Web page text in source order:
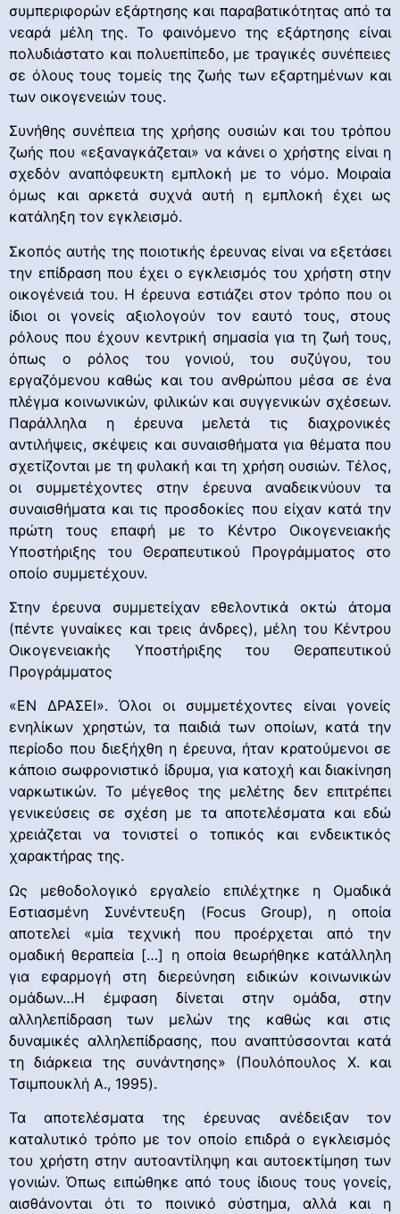
συμπεριφορών εξάρτησης και παραβατικότητας από τα
νεαρά μέλη της. Το φαινόμενο της εξάρτησης είναι
πολυδιάστατο και πολυεπίπεδο, με τραγικές συνέπειες
σε όλους τους τομείς της ζωής των εξαρτημένων και
των οικογενειών τους.
Συνήθης συνέπεια της χρήσης ουσιών και του τρόπου
ζωής που «εξαναγκάζεται» να κάνει ο χρήστης είναι η
σχεδόν αναπόφευκτη εμπλοκή με το νόμο. Μοιραία
όμως και αρκετά συχνά αυτή η εμπλοκή έχει ως
κατάληξη τον εγκλεισμό.
Σκοπός αυτής της ποιοτικής έρευνας είναι να εξετάσει
την επίδραση που έχει ο εγκλεισμός του χρήστη στην
οικογένειά του. Η έρευνα εστιάζει στον τρόπο που οι
ίδιοι οι γονείς αξιολογούν τον εαυτό τους, στους
ρόλους που έχουν κεντρική σημασία για τη ζωή τους,
όπως ο ρόλος του γονιού, του συζύγου, του
εργαζόμενου καθώς και του ανθρώπου μέσα σε ένα
πλέγμα κοινωνικών, φιλικών και συγγενικών σχέσεων.
Παράλληλα η έρευνα μελετά τις διαχρονικές
αντιλήψεις, σκέψεις και συναισθήματα για θέματα που
σχετίζονται με τη φυλακή και τη χρήση ουσιών. Τέλος,
οι συμμετέχοντες στην έρευνα αναδεικνύουν τα
συναισθήματα και τις προσδοκίες που είχαν κατά την
πρώτη τους επαφή με το Κέντρο Οικογενειακής
Υποστήριξης του Θεραπευτικού Προγράμματος στο
οποίο συμμετέχουν.
Στην έρευνα συμμετείχαν εθελοντικά οκτώ άτομα
(πέντε γυναίκες και τρεις άνδρες), μέλη του Κέντρου
Οικογενειακής Υποστήριξης του Θεραπευτικού
Προγράμματος
«ΕΝ ΔΡΑΣΕΙ». Όλοι οι συμμετέχοντες είναι γονείς
ενηλίκων χρηστών, τα παιδιά των οποίων, κατά την
περίοδο που διεξήχθη η έρευνα, ήταν κρατούμενοι σε
κάποιο σωφρονιστικό ίδρυμα, για κατοχή και διακίνηση
ναρκωτικών. Το μέγεθος της μελέτης δεν επιτρέπει
γενικεύσεις σε σχέση με τα αποτελέσματα και εδώ
χρειάζεται να τονιστεί ο τοπικός και ενδεικτικός
χαρακτήρας της.
Ως μεθοδολογικό εργαλείο επιλέχτηκε η Ομαδικά
Εστιασμένη Συνέντευξη (Focus Group), η οποία
αποτελεί «μία τεχνική που προέρχεται από την
ομαδική θεραπεία […] η οποία θεωρήθηκε κατάλληλη
για εφαρμογή στη διερεύνηση ειδικών κοινωνικών
ομάδων…Η έμφαση δίνεται στην ομάδα, στην
αλληλεπίδραση των μελών της καθώς και στις
δυναμικές αλληλεπίδρασης, που αναπτύσσονται κατά
τη διάρκεια της συνάντησης» (Πουλόπουλος X. και
Τσιμπουκλή A., 1995).
Τα αποτελέσματα της έρευνας ανέδειξαν τον
καταλυτικό τρόπο με τον οποίο επιδρά ο εγκλεισμός
του χρήστη στην αυτοαντίληψη και αυτοεκτίμηση των
γονιών. Όπως ειπώθηκε από τους ίδιους τους γονείς,
αισθάνονται ότι το ποινικό σύστημα, αλλά και η